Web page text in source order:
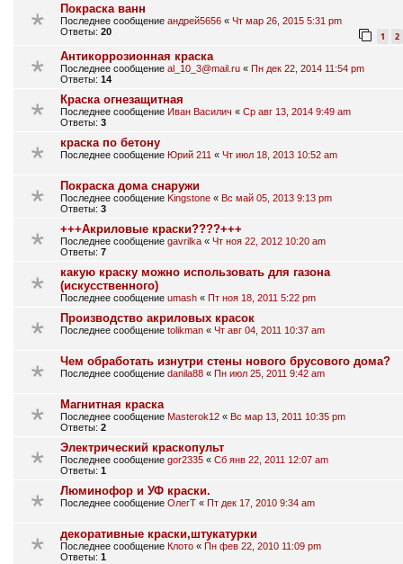
Покраска ванн
Последнее сообщение андрей5656 « Чт мар 26, 2015 5:31 pm
Ответы: 20 1 2
Антикоррозионная краска
Последнее сообщение al_10_3@mail.ru « Пн дек 22, 2014 11:54 pm
Ответы: 14
Краска огнезащитная
Последнее сообщение Иван Василич « Ср авг 13, 2014 9:49 am
Ответы: 3
краска по бетону
Последнее сообщение Юрий 211 « Чт июл 18, 2013 10:52 am
Покраска дома снаружи
Последнее сообщение Kingstone « Вс май 05, 2013 9:13 pm
Ответы: 3
+++Акриловые краски????+++
Последнее сообщение gavrilka « Чт ноя 22, 2012 10:20 am
Ответы: 7
какую краску можно использовать для газона
(искусственного)
Последнее сообщение umash « Пт ноя 18, 2011 5:22 pm
Производство акриловых красок
Последнее сообщение tolikman « Чт авг 04, 2011 10:37 am
Чем обработать изнутри стены нового брусового дома?
Последнее сообщение danila88 « Пн июл 25, 2011 9:42 am
Магнитная краска
Последнее сообщение Masterok12 « Вс мар 13, 2011 10:35 pm
Ответы: 2
Электрический краскопульт
Последнее сообщение gor2335 « Сб янв 22, 2011 12:07 am
Ответы: 1
Люминофор и УФ краски.
Последнее сообщение ОлегТ « Пт дек 17, 2010 9:34 am
декоративные краски,штукатурки
Последнее сообщение Клото « Пн фев 22, 2010 11:09 pm
Ответы: 1